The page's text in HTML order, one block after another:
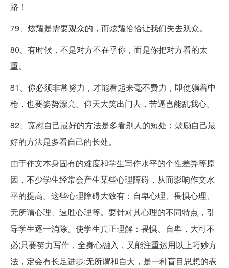
路！
79、炫耀是需要观众的，而炫耀恰恰让我们失去观众。
80、有时候，不是对方不在乎你，而是你把对方看的太
重。
81、你必须非常努力，才能看起来毫不费力，即使躺着中
枪，也要姿势漂亮。仰天大笑出门去，苦逼岂能乱我心。
82、宽慰自己最好的方法是多看别人的短处；鼓励自己最
好的方法是多看自己的长处。
由于作文本身固有的难度和学生写作水平的个性差异等原
因，不少学生经常会产生某些心理障碍，从而影响作文水
平的提高。这些心理障碍大致有：自卑心理、畏惧心理、
无所谓心理、速胜心理等。要针对其心理的不同特点，引
导学生逐一消除。使学生真正理解：畏惧、自卑，大可不
必;只要努力写作，全身心融入，又能注重运用以上巧妙方
法，定会有长足进步;无所谓和自大，是一种盲目思想的表